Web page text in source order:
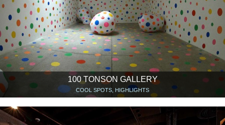
100 TONSON GALLERY
COOL SPOTS, HIGHLIGHTS